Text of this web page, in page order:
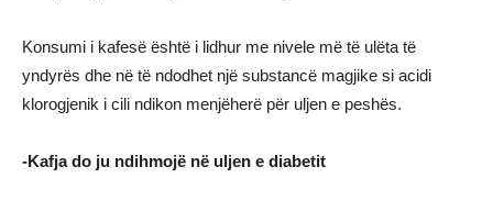
Konsumi i kafesë është i lidhur me nivele më të ulëta të
yndyrës dhe në të ndodhet një substancë magjike si acidi
klorogjenik i cili ndikon menjëherë për uljen e peshës.
-Kafja do ju ndihmojë në uljen e diabetit